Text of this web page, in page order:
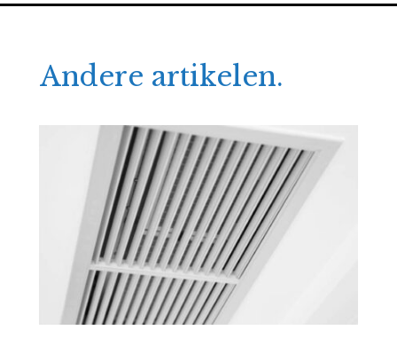
Andere artikelen.